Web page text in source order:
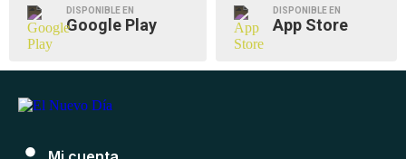
DISPONIBLE EN
Google Play
DISPONIBLE EN
App Store